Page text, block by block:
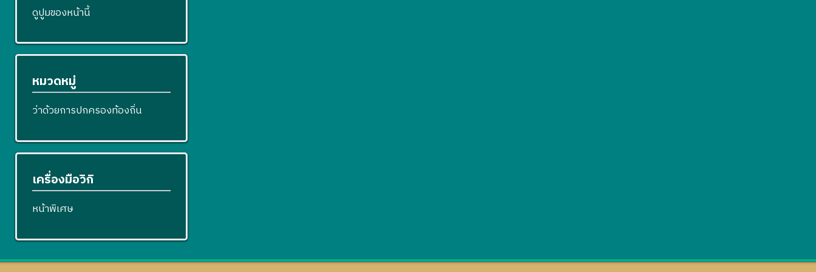
ดูปูมของหน้านี้
หมวดหมู่
ว่าด้วยการปกครองท้องถิ่น
เครื่องมือวิกิ
หน้าพิเศษ